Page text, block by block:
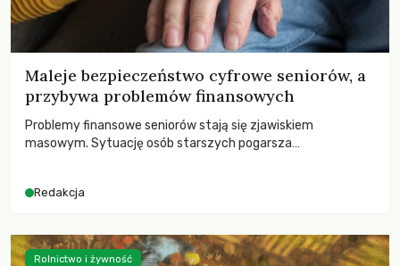
Maleje bezpieczeństwo cyfrowe seniorów, a
przybywa problemów finansowych
Problemy finansowe seniorów stają się zjawiskiem
masowym. Sytuację osób starszych pogarsza
Redakcja
Rolnictwo i żywność